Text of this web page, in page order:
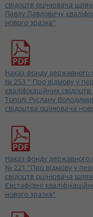
свідоцтв оцінювача
Павлу Павловичу
нового зразка"
Наказ фонду державного
№ 253 " Про відмову у
кваліфікаційних
Тополі Руслану
свідоцтва оцінювача
Наказ фонду державного
№ 221 "Про відмову у
свідоцтв оцінювача
Євстафіївні
нового зразка"